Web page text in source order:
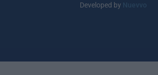
Developed by